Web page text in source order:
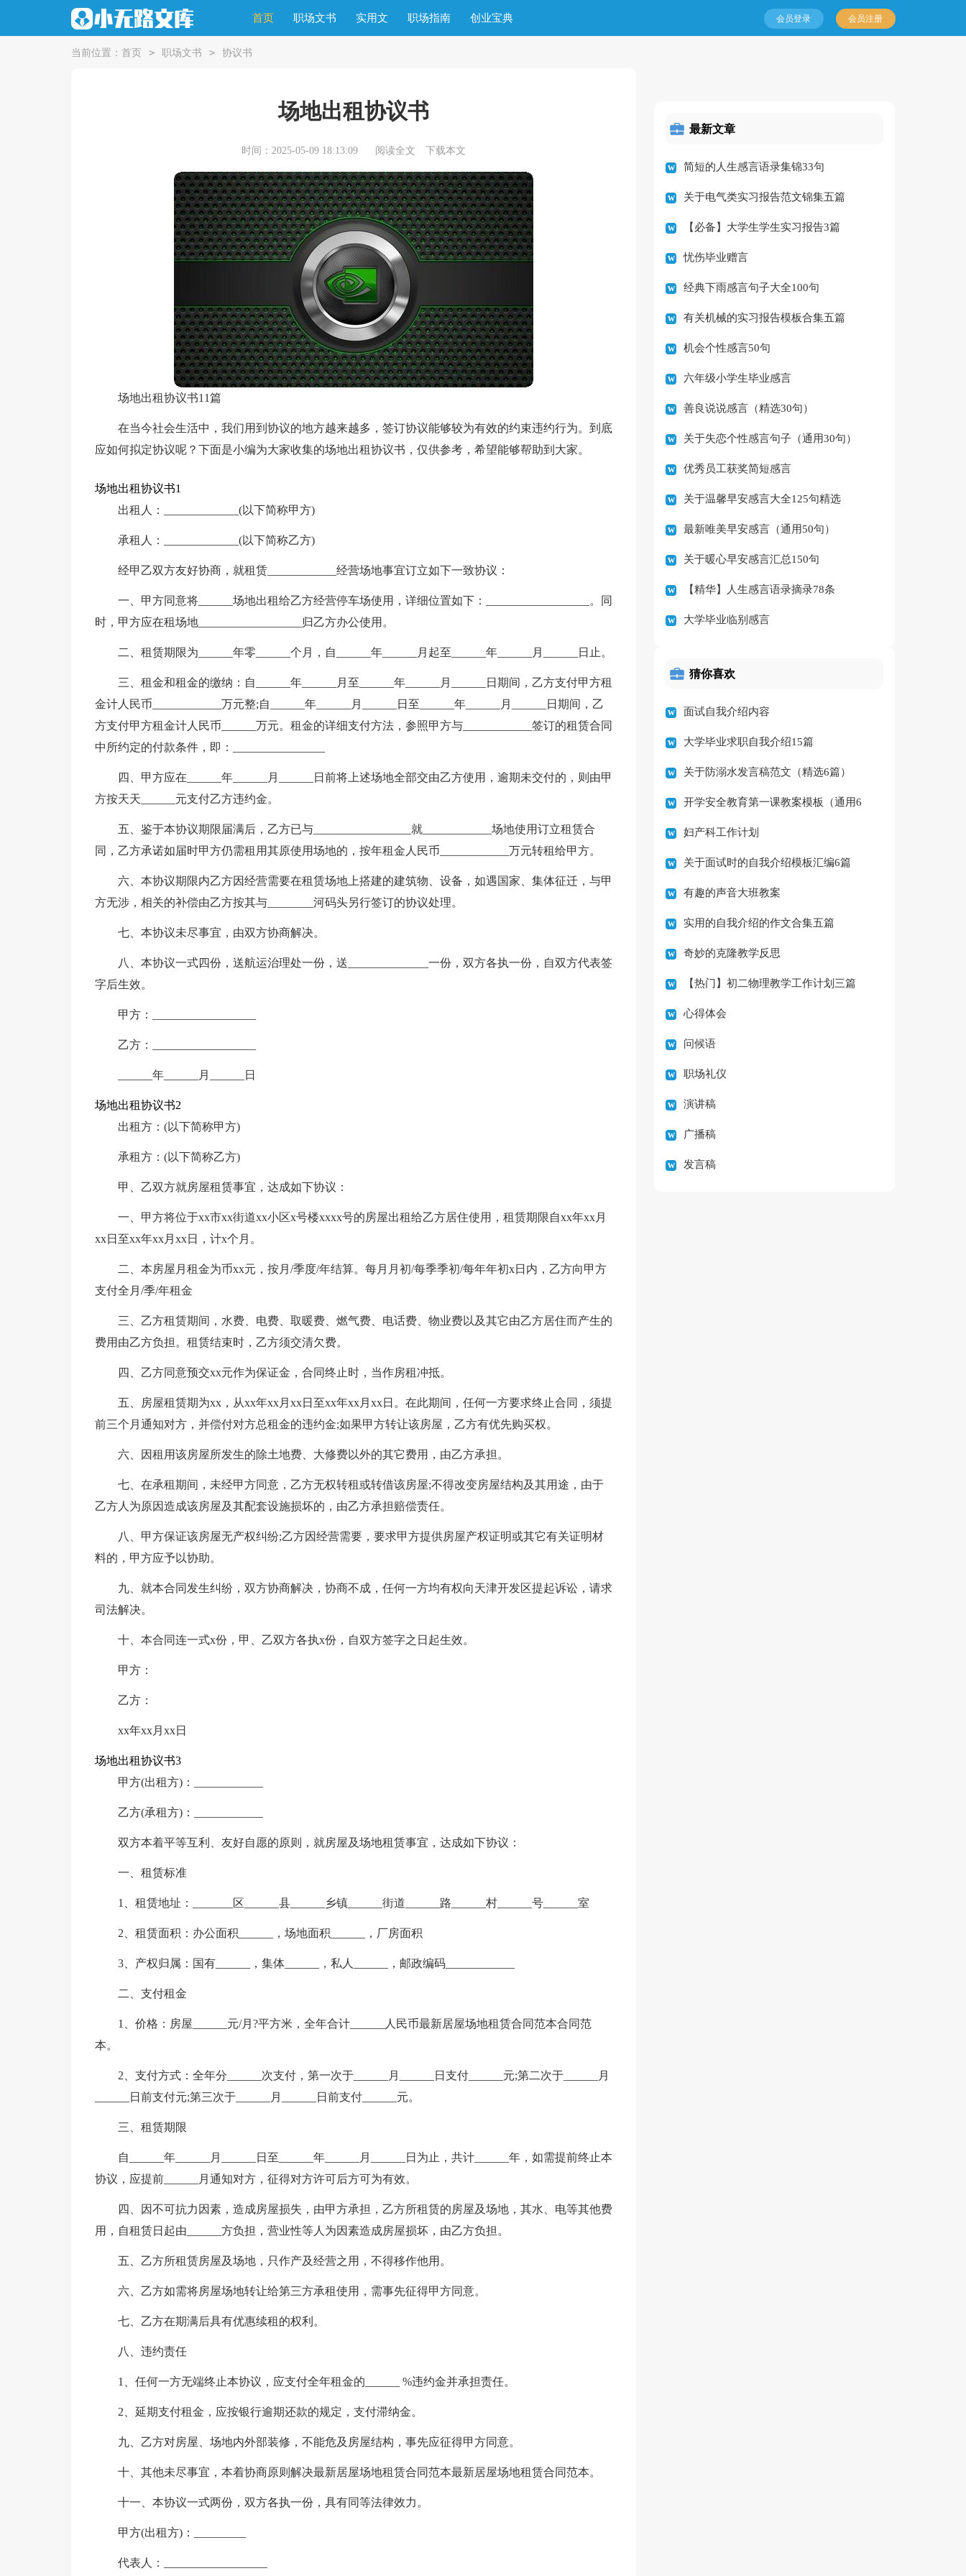
首页 职场文书 实用文 职场指南 创业宝典 会员登录 会员注册
当前位置： 首页 > 职场文书 > 协议书
场地出租协议书
时间：2025-05-09 18:13:09 阅读全文 下载本文
场地出租协议书11篇
在当今社会生活中，我们用到协议的地方越来越多，签订协议能够较为有效的约束违约行为。到底
应如何拟定协议呢？下面是小编为大家收集的场地出租协议书，仅供参考，希望能够帮助到大家。
场地出租协议书1
出租人：_____________(以下简称甲方)
承租人：_____________(以下简称乙方)
经甲乙双方友好协商，就租赁____________经营场地事宜订立如下一致协议：
一、甲方同意将______场地出租给乙方经营停车场使用，详细位置如下：__________________。同
时，甲方应在租场地__________________归乙方办公使用。
二、租赁期限为______年零______个月，自______年______月起至______年______月______日止。
三、租金和租金的缴纳：自______年______月至______年______月______日期间，乙方支付甲方租
金计人民币____________万元整;自______年______月______日至______年______月______日期间，乙
方支付甲方租金计人民币______万元。租金的详细支付方法，参照甲方与____________签订的租赁合同
中所约定的付款条件，即：________________
四、甲方应在______年______月______日前将上述场地全部交由乙方使用，逾期未交付的，则由甲
方按天天______元支付乙方违约金。
五、鉴于本协议期限届满后，乙方已与_________________就____________场地使用订立租赁合
同，乙方承诺如届时甲方仍需租用其原使用场地的，按年租金人民币____________万元转租给甲方。
六、本协议期限内乙方因经营需要在租赁场地上搭建的建筑物、设备，如遇国家、集体征迁，与甲
方无涉，相关的补偿由乙方按其与________河码头另行签订的协议处理。
七、本协议未尽事宜，由双方协商解决。
八、本协议一式四份，送航运治理处一份，送______________一份，双方各执一份，自双方代表签
字后生效。
甲方：__________________
乙方：__________________
______年______月______日
场地出租协议书2
出租方：(以下简称甲方)
承租方：(以下简称乙方)
甲、乙双方就房屋租赁事宜，达成如下协议：
一、甲方将位于xx市xx街道xx小区x号楼xxxx号的房屋出租给乙方居住使用，租赁期限自xx年xx月
xx日至xx年xx月xx日，计x个月。
二、本房屋月租金为币xx元，按月/季度/年结算。每月月初/每季季初/每年年初x日内，乙方向甲方
支付全月/季/年租金
三、乙方租赁期间，水费、电费、取暖费、燃气费、电话费、物业费以及其它由乙方居住而产生的
费用由乙方负担。租赁结束时，乙方须交清欠费。
四、乙方同意预交xx元作为保证金，合同终止时，当作房租冲抵。
五、房屋租赁期为xx，从xx年xx月xx日至xx年xx月xx日。在此期间，任何一方要求终止合同，须提
前三个月通知对方，并偿付对方总租金的违约金;如果甲方转让该房屋，乙方有优先购买权。
六、因租用该房屋所发生的除土地费、大修费以外的其它费用，由乙方承担。
七、在承租期间，未经甲方同意，乙方无权转租或转借该房屋;不得改变房屋结构及其用途，由于
乙方人为原因造成该房屋及其配套设施损坏的，由乙方承担赔偿责任。
八、甲方保证该房屋无产权纠纷;乙方因经营需要，要求甲方提供房屋产权证明或其它有关证明材
料的，甲方应予以协助。
九、就本合同发生纠纷，双方协商解决，协商不成，任何一方均有权向天津开发区提起诉讼，请求
司法解决。
十、本合同连一式x份，甲、乙双方各执x份，自双方签字之日起生效。
甲方：
乙方：
xx年xx月xx日
场地出租协议书3
甲方(出租方)：____________
乙方(承租方)：____________
双方本着平等互利、友好自愿的原则，就房屋及场地租赁事宜，达成如下协议：
一、租赁标准
1、租赁地址：_______区______县______乡镇______街道______路______村______号______室
2、租赁面积：办公面积______，场地面积______，厂房面积
3、产权归属：国有______，集体______，私人______，邮政编码____________
二、支付租金
1、价格：房屋______元/月?平方米，全年合计______人民币最新居屋场地租赁合同范本合同范
本。
2、支付方式：全年分______次支付，第一次于______月______日支付______元;第二次于______月
______日前支付元;第三次于______月______日前支付______元。
三、租赁期限
自______年______月______日至______年______月______日为止，共计______年，如需提前终止本
协议，应提前______月通知对方，征得对方许可后方可为有效。
四、因不可抗力因素，造成房屋损失，由甲方承担，乙方所租赁的房屋及场地，其水、电等其他费
用，自租赁日起由______方负担，营业性等人为因素造成房屋损坏，由乙方负担。
五、乙方所租赁房屋及场地，只作产及经营之用，不得移作他用。
六、乙方如需将房屋场地转让给第三方承租使用，需事先征得甲方同意。
七、乙方在期满后具有优惠续租的权利。
八、违约责任
1、任何一方无端终止本协议，应支付全年租金的______ %违约金并承担责任。
2、延期支付租金，应按银行逾期还款的规定，支付滞纳金。
九、乙方对房屋、场地内外部装修，不能危及房屋结构，事先应征得甲方同意。
十、其他未尽事宜，本着协商原则解决最新居屋场地租赁合同范本最新居屋场地租赁合同范本。
十一、本协议一式两份，双方各执一份，具有同等法律效力。
甲方(出租方)：_________
代表人：__________________
最新文章
简短的人生感言语录集锦33句
关于电气类实习报告范文锦集五篇
【必备】大学生学生实习报告3篇
忧伤毕业赠言
经典下雨感言句子大全100句
有关机械的实习报告模板合集五篇
机会个性感言50句
六年级小学生毕业感言
善良说说感言（精选30句）
关于失恋个性感言句子（通用30句）
优秀员工获奖简短感言
关于温馨早安感言大全125句精选
最新唯美早安感言（通用50句）
关于暖心早安感言汇总150句
【精华】人生感言语录摘录78条
大学毕业临别感言
猜你喜欢
面试自我介绍内容
大学毕业求职自我介绍15篇
关于防溺水发言稿范文（精选6篇）
开学安全教育第一课教案模板（通用6
篇）妇产科工作计划
关于面试时的自我介绍模板汇编6篇
有趣的声音大班教案
实用的自我介绍的作文合集五篇
奇妙的克隆教学反思
【热门】初二物理教学工作计划三篇
心得体会
问候语
职场礼仪
演讲稿
广播稿
发言稿